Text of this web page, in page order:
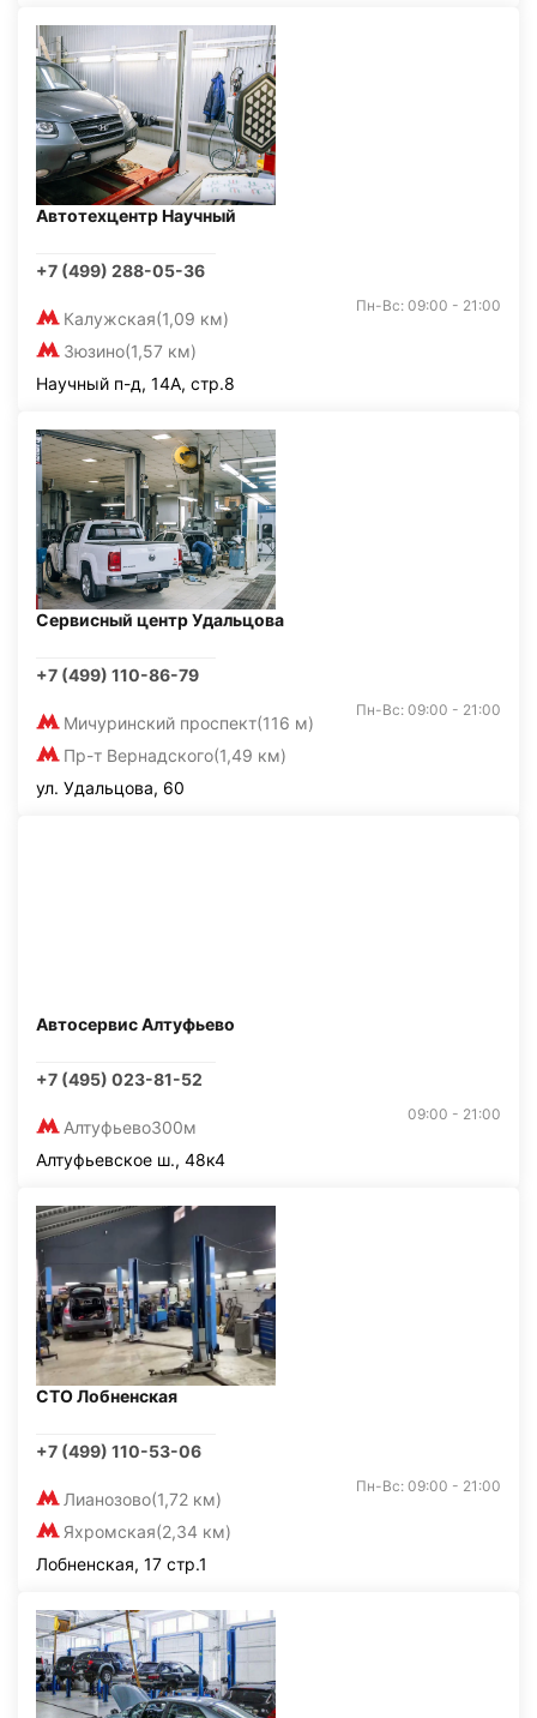
Автотехцентр Научный
+7 (499) 288-05-36
Калужская(1,09 км)
Зюзино(1,57 км)
Пн-Вс: 09:00 - 21:00
Научный п-д, 14А, стр.8
Сервисный центр Удальцова
+7 (499) 110-86-79
Мичуринский проспект(116 м)
Пр-т Вернадского(1,49 км)
Пн-Вс: 09:00 - 21:00
ул. Удальцова, 60
Автосервис Алтуфьево
+7 (495) 023-81-52
Алтуфьево300м
09:00 - 21:00
Алтуфьевское ш., 48к4
СТО Лобненская
+7 (499) 110-53-06
Лианозово(1,72 км)
Яхромская(2,34 км)
Пн-Вс: 09:00 - 21:00
Лобненская, 17 стр.1